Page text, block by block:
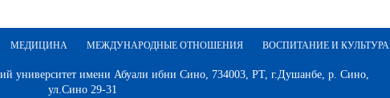
МЕДИЦИНА МЕЖДУНАРОДНЫЕ ОТНОШЕНИЯ ВОСПИТАНИЕ И КУЛЬТУРА
университет имени Абуали ибни Сино, 734003, РТ, г.Душанбе, р. Сино,
ул.Сино 29-31